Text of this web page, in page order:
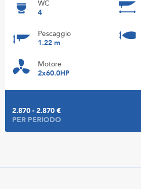
WC
4
Pescaggio
1.22 m
Motore
2x60.0HP
2.870 - 2.870 €
PER PERIODO